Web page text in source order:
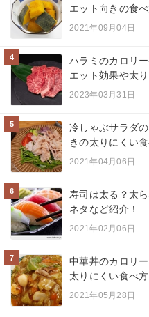
エット向きの食
2021年09月04日
4
ハラミのカロリ
エット効果や太
2023年03月31日
5
冷しゃぶサラダ
きの太りにくい
2021年04月06日
6
寿司は太る？太
ネタなど紹介！
2021年02月06日
7
中華丼のカロリ
太りにくい食べ方
2021年05月28日